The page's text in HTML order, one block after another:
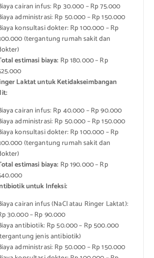
cairan infus: Rp 30.000 – Rp 75.000
administrasi: Rp 50.000 – Rp 150.000
konsultasi dokter: Rp 100.000 – Rp
(tergantung rumah sakit dan
estimasi biaya: Rp 180.000 – Rp
Laktat untuk Ketidakseimbangan
cairan infus: Rp 40.000 – Rp 90.000
administrasi: Rp 50.000 – Rp 150.000
konsultasi dokter: Rp 100.000 – Rp
(tergantung rumah sakit dan
estimasi biaya: Rp 190.000 – Rp
untuk Infeksi:
cairan infus (NaCl atau Ringer Laktat):
30.000 – Rp 90.000
antibiotik: Rp 50.000 – Rp 500.000
jenis antibiotik)
administrasi: Rp 50.000 – Rp 150.000